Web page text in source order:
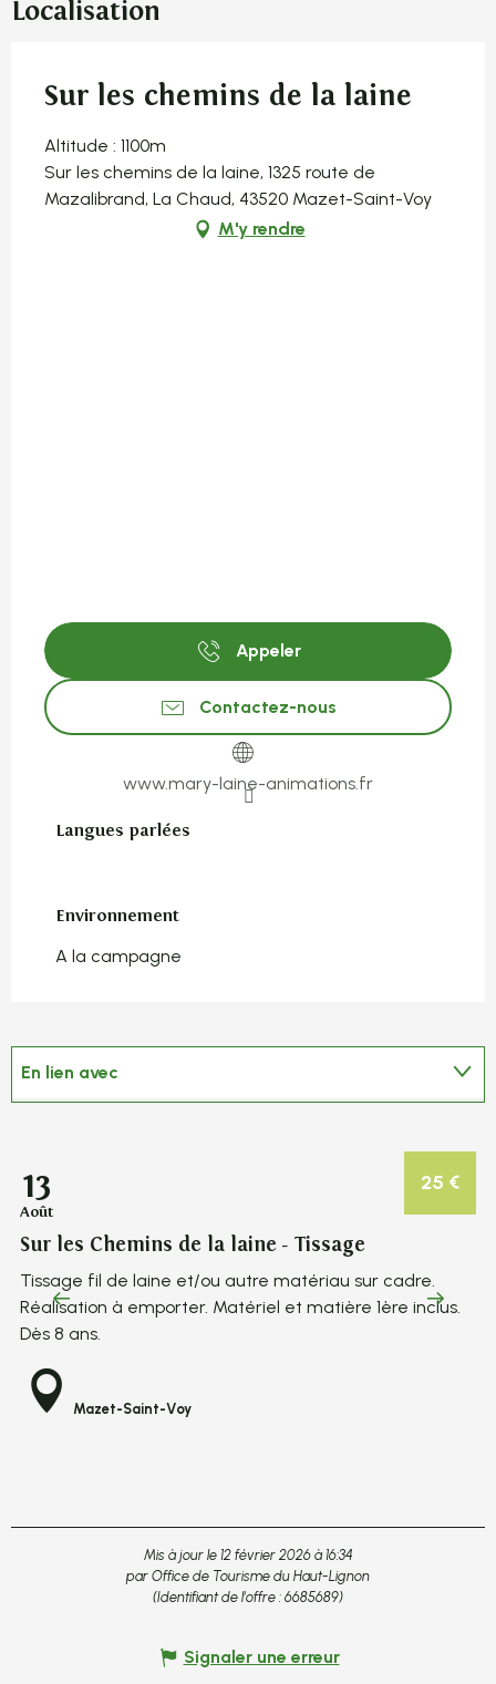
Localisation
Sur les chemins de la laine
Altitude : 1100m
Sur les chemins de la laine, 1325 route de
Mazalibrand, La Chaud, 43520 Mazet-Saint-Voy
M'y rendre
Appeler
Contactez-nous
www.mary-laine-animations.fr
Langues parlées
Langues parlées
Environnement
Environnement
A la campagne
En lien avec
25 €
13
Août
Sur les Chemins de la laine - Tissage
Tissage fil de laine et/ou autre matériau sur cadre.
Réalisation à emporter. Matériel et matière 1ère inclus.
Dès 8 ans.
Mazet-Saint-Voy
Mis à jour le 12 février 2026 à 16:34
par Office de Tourisme du Haut-Lignon
(Identifiant de l'offre : 6685689)
Signaler une erreur